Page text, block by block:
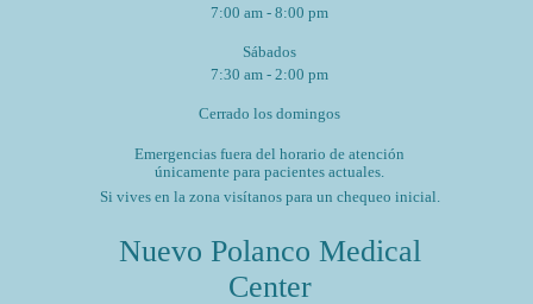
7:00 am - 8:00 pm
Sábados
7:30 am - 2:00 pm
Cerrado los domingos
Emergencias fuera del horario de atención
únicamente para pacientes actuales.
Si vives en la zona visítanos para un chequeo inicial.
Nuevo Polanco Medical
Center